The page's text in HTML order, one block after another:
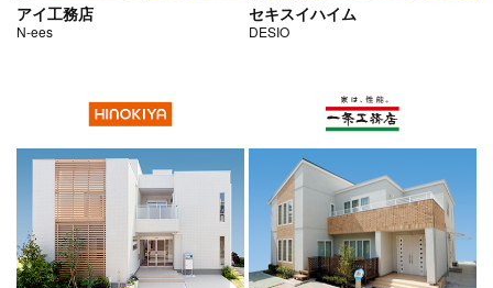
アイ工務店
N-ees
セキスイハイム
DESIO